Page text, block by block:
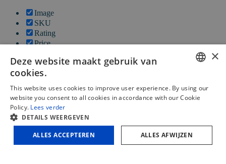
Image
SKU
Rating
Price
Availability
Add to cart
Weight
Dimensions
Additional information
FRENCH
×
Deze website maakt gebruik van
cookies.
This website uses cookies to improve user experience. By using our
website you consent to all cookies in accordance with our Cookie
Policy. Lees verder
DETAILS WEERGEVEN
ALLES ACCEPTEREN ALLES AFWIJZEN